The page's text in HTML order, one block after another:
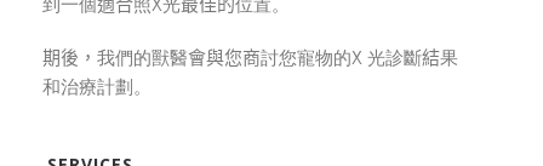
到一個適合照X光最佳的位置。
期後， 我們的獸醫會與您商討您寵物的X 光診斷結果
和治療計劃。